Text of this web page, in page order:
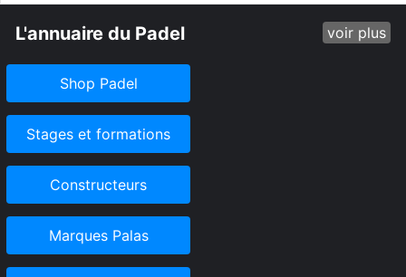
L'annuaire du Padel voir plus
Shop Padel
Stages et formations
Constructeurs
Marques Palas